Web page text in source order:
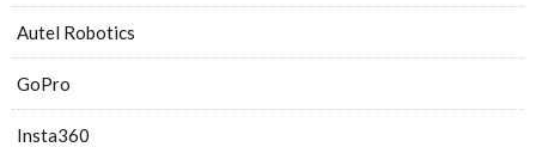
Autel Robotics
GoPro
Insta360